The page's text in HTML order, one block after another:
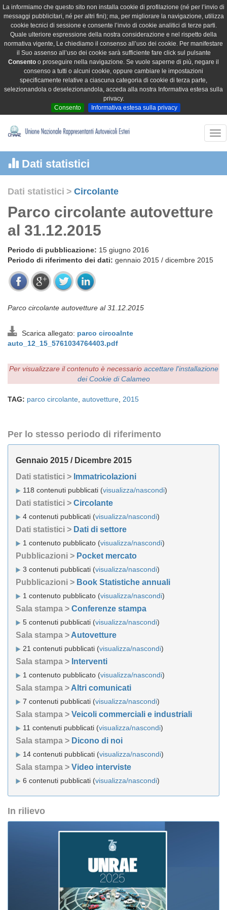
La informiamo che questo sito non installa cookie di profilazione (né per l’invio di
messaggi pubblicitari, né per altri fini); ma, per migliorare la navigazione, utilizza
cookie tecnici di sessione e consente l’invio di cookie analitici di terze parti.
Quale ulteriore espressione della nostra considerazione e nel rispetto della
normativa vigente, Le chiediamo il consenso all’uso dei cookie. Per manifestare
il Suo assenso all’uso dei cookie sarà sufficiente fare click sul pulsante
Consento o proseguire nella navigazione. Se vuole saperne di più, negare il
consenso a tutti o alcuni cookie, oppure cambiare le impostazioni
specificamente relative a ciascuna categoria di cookie di terza parte,
selezionandola o deselezionandola, acceda alla nostra Informativa estesa sulla
privacy.
Consento
Informativa estesa sulla privacy
Dati statistici
Dati statistici > Circolante
Parco circolante autovetture
al 31.12.2015
Periodo di pubblicazione: 15 giugno 2016
Periodo di riferimento dei dati: gennaio 2015 / dicembre 2015
Parco circolante autovetture al 31.12.2015
Scarica allegato: parco circoalnte
auto_12_15_5761034764403.pdf
Per visualizzare il contenuto è necessario accettare l'installazione
dei Cookie di Calameo
TAG: parco circolante autovetture 2015
Per lo stesso periodo di riferimento
Gennaio 2015 / Dicembre 2015
Dati statistici > Immatricolazioni
118 contenuti pubblicati (visualizza/nascondi)
Dati statistici > Circolante
4 contenuti pubblicati (visualizza/nascondi)
Dati statistici > Dati di settore
1 contenuto pubblicato (visualizza/nascondi)
Pubblicazioni > Pocket mercato
3 contenuti pubblicati (visualizza/nascondi)
Pubblicazioni > Book Statistiche annuali
1 contenuto pubblicato (visualizza/nascondi)
Sala stampa > Conferenze stampa
5 contenuti pubblicati (visualizza/nascondi)
Sala stampa > Autovetture
21 contenuti pubblicati (visualizza/nascondi)
Sala stampa > Interventi
1 contenuto pubblicato (visualizza/nascondi)
Sala stampa > Altri comunicati
7 contenuti pubblicati (visualizza/nascondi)
Sala stampa > Veicoli commerciali e industriali
11 contenuti pubblicati (visualizza/nascondi)
Sala stampa > Dicono di noi
14 contenuti pubblicati (visualizza/nascondi)
Sala stampa > Video interviste
6 contenuti pubblicati (visualizza/nascondi)
In rilievo